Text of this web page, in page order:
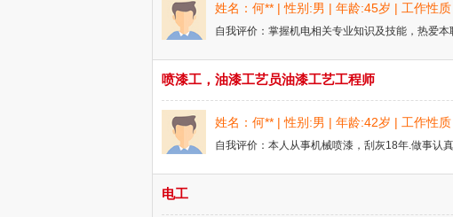
姓名：何** | 性别:男 | 年龄:45岁 | 工作性
自我评价：掌握机电相关专业知识及技能，热爱
喷漆工，油漆工艺员油漆工艺工程师
姓名：何** | 性别:男 | 年龄:42岁 | 工作性
自我评价：本人从事机械喷漆，刮灰18年.做事认
电工